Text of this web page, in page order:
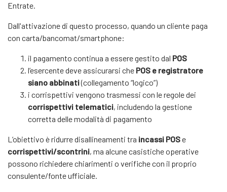
Entrate.
Dall'attivazione di questo processo, quando un cliente paga
con carta/bancomat/smartphone:
il pagamento continua a essere gestito dal POS
l’esercente deve assicurarsi che POS e registratore
siano abbinati(collegamento “logico”)
i corrispettivi vengono trasmessi con le regole dei
corrispettivi telematici, includendo la gestione
corretta delle modalità di pagamento
L’obiettivo è ridurre disallineamenti tra incassi POSe
corrispettivi/scontrini, ma alcune casistiche operative
possono richiedere chiarimenti o verifiche con il proprio
consulente/fonte ufficiale.